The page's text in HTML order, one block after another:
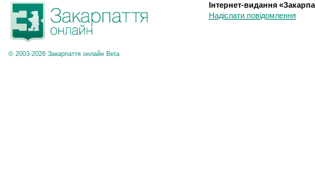
© 2003-2026 Закарпаття онлайн Beta
Інтернет-видання
Надіслати повідомлення